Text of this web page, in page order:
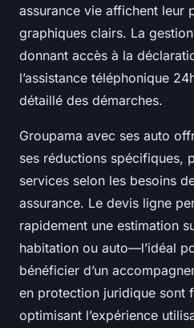
assurance vie affichent leur
graphiques clairs. La
donnant accès à la
l’assistance téléphonique
détaillé des démarches.
Groupama avec ses auto
ses réductions spécifiques,
services selon les besoins
assurance. Le devis ligne
rapidement une estimation
habitation ou auto—l’idéal
bénéficier d’un
en protection juridique sont
optimisant l’expérience